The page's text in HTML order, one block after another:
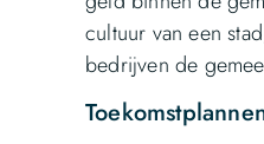
cultuur van een
bedrijven de